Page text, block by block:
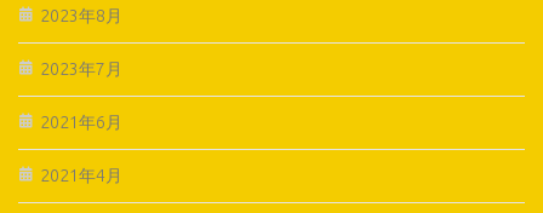
2023年8月
2023年7月
2021年6月
2021年4月